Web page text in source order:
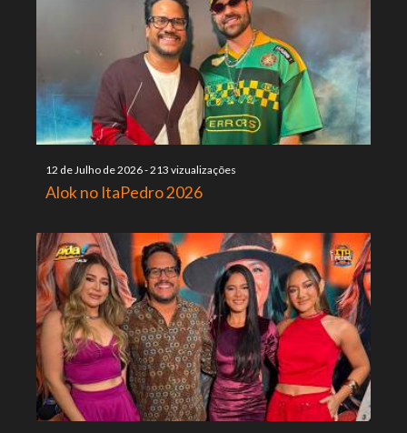
12 de Julho de 2026-213 vizualizações
Alok no ItaPedro 2026